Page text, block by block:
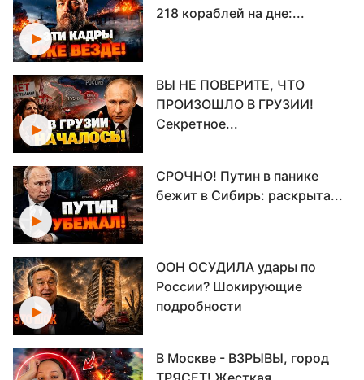
218 кораблей на дне:...
ВЫ НЕ ПОВЕРИТЕ, ЧТО
ПРОИЗОШЛО В ГРУЗИИ!
Секретное...
СРОЧНО! Путин в панике
бежит в Сибирь: раскрыта...
ООН ОСУДИЛА удары по
России? Шокирующие
подробности
В Москве - ВЗРЫВЫ, город